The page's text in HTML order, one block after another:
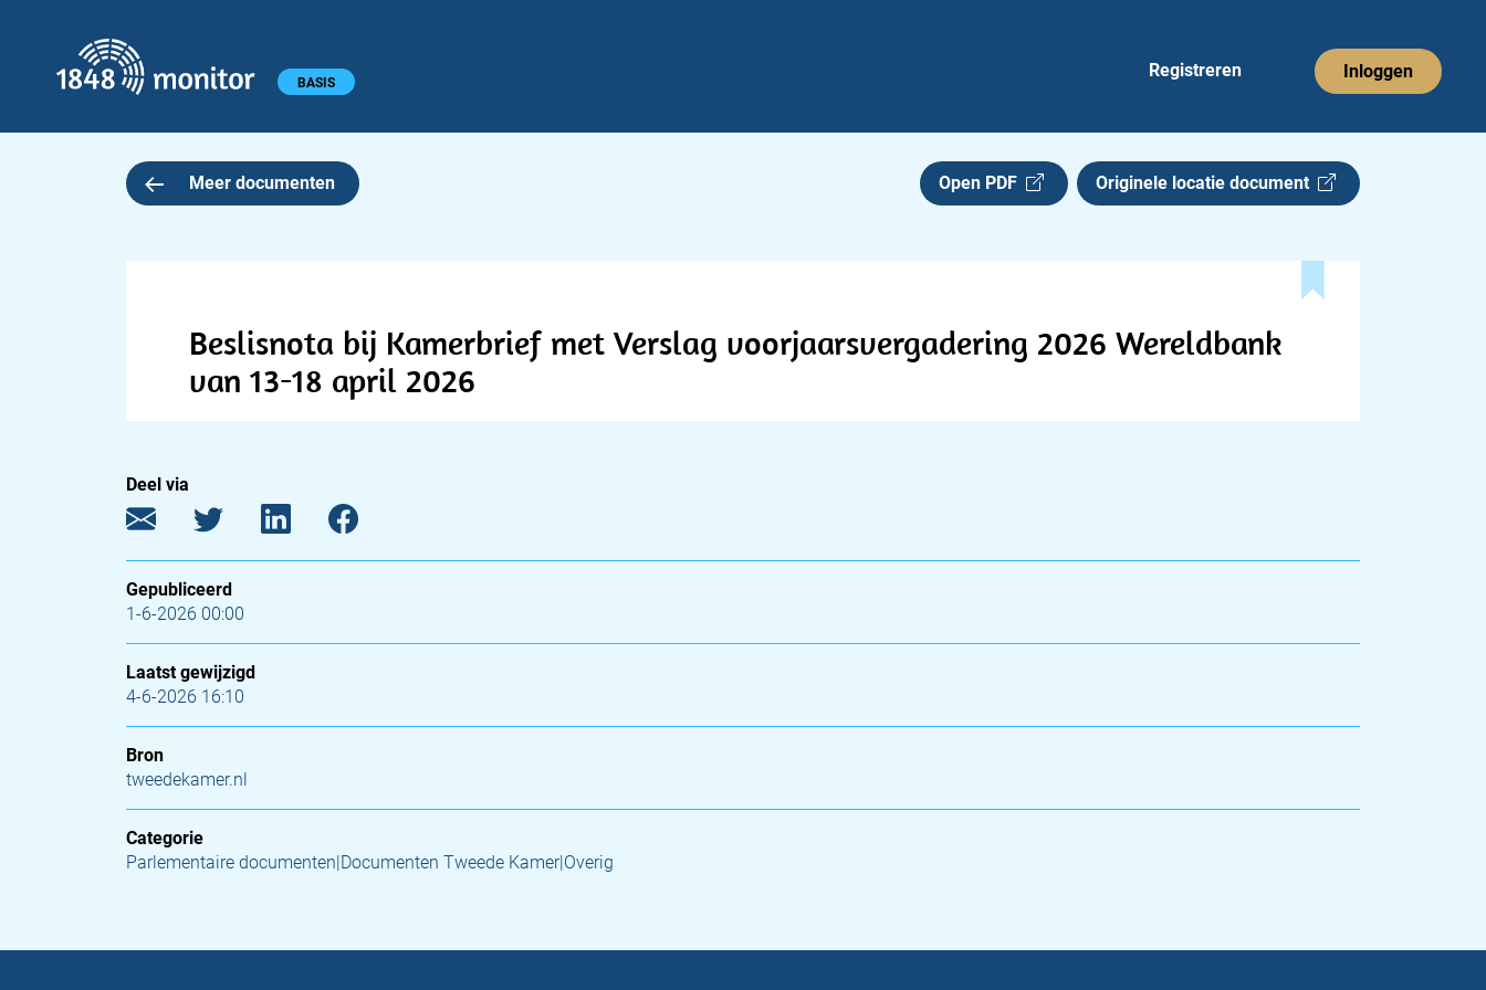
Hoofdmenu BASIS
Registreren Inloggen
Meer documenten Open PDF Originele locatie document
Beslisnota bij Kamerbrief met Verslag voorjaarsvergadering 2026 Wereldbank
van 13-18 april 2026
Deel via
Gepubliceerd
1-6-2026 00:00
Laatst gewijzigd
4-6-2026 16:10
Bron
tweedekamer.nl
Categorie
Parlementaire documenten|Documenten Tweede Kamer|Overig